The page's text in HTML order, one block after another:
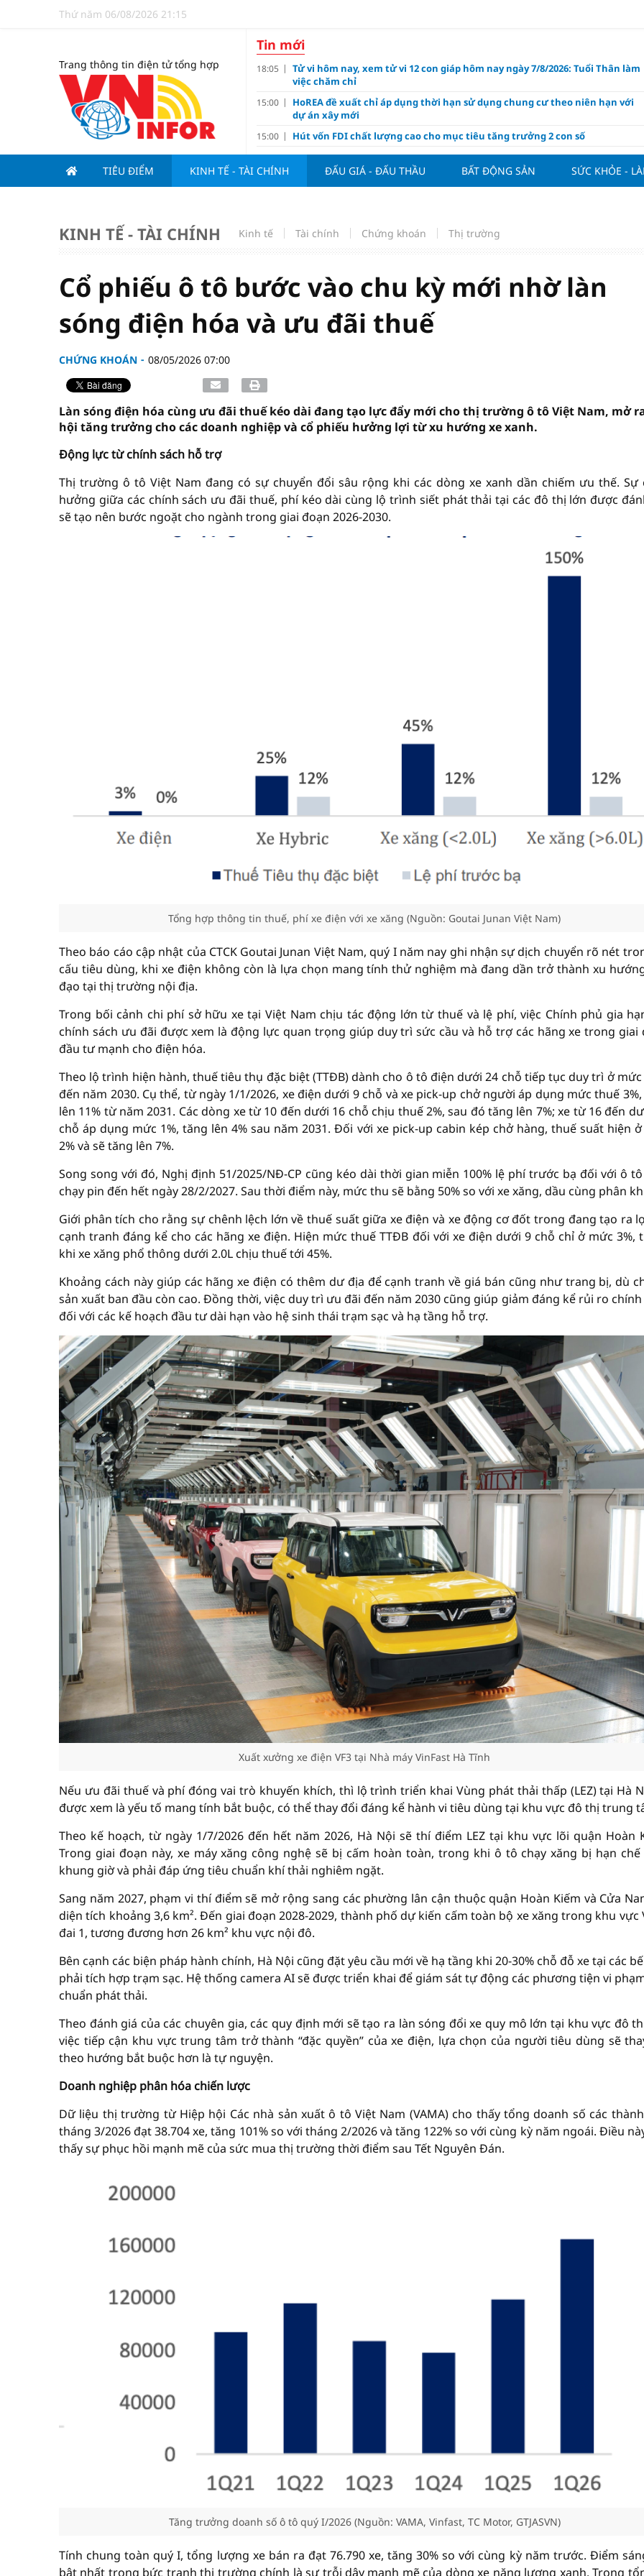
Thứ năm 06/08/2026 21:15
Trang thông tin điện tử tổng hợp
Tin mới
18:05
Tử vi hôm nay, xem tử vi 12 con giáp hôm nay ngày 7/8/2026: Tuổi Thân làm
việc chăm chỉ
15:00
HoREA đề xuất chỉ áp dụng thời hạn sử dụng chung cư theo niên hạn với
dự án xây mới
15:00 Hút vốn FDI chất lượng cao cho mục tiêu tăng trưởng 2 con số
13:15 Động lực nào để Việt Nam hiện thực hóa mục tiêu tăng trưởng 10%?
13:00 Nghiên cứu tính tiền gửi Kho bạc vào nguồn vốn huy động của ngân hàng
10:10 Giá vàng hôm nay 6/8: "Nhảy vọt" sau một đêm
nảy lửa của Hoàng Hên
09:15 Đề xuất đưa kim cương vào ngành nghề kinh doanh có điều kiện như vàng
TIÊU ĐIỂM KINH TẾ - TÀI CHÍNH ĐẤU GIÁ - ĐẤU THẦU BẤT ĐỘNG SẢN SỨC KHỎE -
KINH TẾ - TÀI CHÍNH Kinh tế Tài chính Chứng khoán Thị trường
Cổ phiếu ô tô bước vào chu kỳ mới nhờ làn
sóng điện hóa và ưu đãi thuế
CHỨNG KHOÁN 08/05/2026 07:00
Làn sóng điện hóa cùng ưu đãi thuế kéo dài đang tạo lực đẩy mới cho thị trường ô tô Việt Nam, mở
hội tăng trưởng cho các doanh nghiệp và cổ phiếu hưởng lợi từ xu hướng xe xanh.
Động lực từ chính sách hỗ trợ
Thị trường ô tô Việt Nam đang có sự chuyển đổi sâu rộng khi các dòng xe xanh dần chiếm ưu thế. Sự
hưởng giữa các chính sách ưu đãi thuế, phí kéo dài cùng lộ trình siết phát thải tại các đô thị lớn được
sẽ tạo nên bước ngoặt cho ngành trong giai đoạn 2026-2030.
Tổng hợp thông tin thuế, phí xe điện với xe xăng (Nguồn: Goutai Junan Việt Nam)
Theo báo cáo cập nhật của CTCK Goutai Junan Việt Nam, quý I năm nay ghi nhận sự dịch chuyển rõ nét
cấu tiêu dùng, khi xe điện không còn là lựa chọn mang tính thử nghiệm mà đang dần trở thành xu
đạo tại thị trường nội địa.
Trong bối cảnh chi phí sở hữu xe tại Việt Nam chịu tác động lớn từ thuế và lệ phí, việc Chính phủ gia
chính sách ưu đãi được xem là động lực quan trọng giúp duy trì sức cầu và hỗ trợ các hãng xe trong giai
đầu tư mạnh cho điện hóa.
Theo lộ trình hiện hành, thuế tiêu thụ đặc biệt (TTĐB) dành cho ô tô điện dưới 24 chỗ tiếp tục duy trì ở
đến năm 2030. Cụ thể, từ ngày 1/1/2026, xe điện dưới 9 chỗ và xe pick-up chở người áp dụng mức thuế
lên 11% từ năm 2031. Các dòng xe từ 10 đến dưới 16 chỗ chịu thuế 2%, sau đó tăng lên 7%; xe từ 16 đến
chỗ áp dụng mức 1%, tăng lên 4% sau năm 2031. Đối với xe pick-up cabin kép chở hàng, thuế suất hiện
2% và sẽ tăng lên 7%.
Song song với đó, Nghị định 51/2025/NĐ-CP cũng kéo dài thời gian miễn 100% lệ phí trước bạ đối với ô
chạy pin đến hết ngày 28/2/2027. Sau thời điểm này, mức thu sẽ bằng 50% so với xe xăng, dầu cùng phân
Giới phân tích cho rằng sự chênh lệch lớn về thuế suất giữa xe điện và xe động cơ đốt trong đang tạo ra
cạnh tranh đáng kể cho các hãng xe điện. Hiện mức thuế TTĐB đối với xe điện dưới 9 chỗ chỉ ở mức 3%,
khi xe xăng phổ thông dưới 2.0L chịu thuế tới 45%.
Khoảng cách này giúp các hãng xe điện có thêm dư địa để cạnh tranh về giá bán cũng như trang bị, dù
sản xuất ban đầu còn cao. Đồng thời, việc duy trì ưu đãi đến năm 2030 cũng giúp giảm đáng kể rủi ro chính
đối với các kế hoạch đầu tư dài hạn vào hệ sinh thái trạm sạc và hạ tầng hỗ trợ.
Xuất xưởng xe điện VF3 tại Nhà máy VinFast Hà Tĩnh
Nếu ưu đãi thuế và phí đóng vai trò khuyến khích, thì lộ trình triển khai Vùng phát thải thấp (LEZ) tại Hà
được xem là yếu tố mang tính bắt buộc, có thể thay đổi đáng kể hành vi tiêu dùng tại khu vực đô thị trung
Theo kế hoạch, từ ngày 1/7/2026 đến hết năm 2026, Hà Nội sẽ thí điểm LEZ tại khu vực lõi quận Hoàn
Trong giai đoạn này, xe máy xăng công nghệ sẽ bị cấm hoàn toàn, trong khi ô tô chạy xăng bị hạn
khung giờ và phải đáp ứng tiêu chuẩn khí thải nghiêm ngặt.
Sang năm 2027, phạm vi thí điểm sẽ mở rộng sang các phường lân cận thuộc quận Hoàn Kiếm và Cửa
diện tích khoảng 3,6 km². Đến giai đoạn 2028-2029, thành phố dự kiến cấm toàn bộ xe xăng trong khu vực
đai 1, tương đương hơn 26 km² khu vực nội đô.
Bên cạnh các biện pháp hành chính, Hà Nội cũng đặt yêu cầu mới về hạ tầng khi 20-30% chỗ đỗ xe tại các
phải tích hợp trạm sạc. Hệ thống camera AI sẽ được triển khai để giám sát tự động các phương tiện vi
chuẩn phát thải.
Theo đánh giá của các chuyên gia, các quy định mới sẽ tạo ra làn sóng đổi xe quy mô lớn tại khu vực đô
việc tiếp cận khu vực trung tâm trở thành “đặc quyền” của xe điện, lựa chọn của người tiêu dùng sẽ
theo hướng bắt buộc hơn là tự nguyện.
Doanh nghiệp phân hóa chiến lược
Dữ liệu thị trường từ Hiệp hội Các nhà sản xuất ô tô Việt Nam (VAMA) cho thấy tổng doanh số các
tháng 3/2026 đạt 38.704 xe, tăng 101% so với tháng 2/2026 và tăng 122% so với cùng kỳ năm ngoái. Điều
thấy sự phục hồi mạnh mẽ của sức mua thị trường thời điểm sau Tết Nguyên Đán.
Tăng trưởng doanh số ô tô quý I/2026 (Nguồn: VAMA, Vinfast, TC Motor, GTJASVN)
Tính chung toàn quý I, tổng lượng xe bán ra đạt 76.790 xe, tăng 30% so với cùng kỳ năm trước. Điểm
bật nhất trong bức tranh thị trường chính là sự trỗi dậy mạnh mẽ của dòng xe năng lượng xanh. Trong